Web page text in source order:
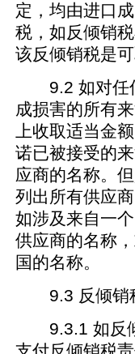
定，均由进口
税，如反倾销
该反倾销税是
9.2 如对任何
成损害的所有
上收取适当金
诺已被接受的
应商的名称。
列出所有供应
如涉及来自一
供应商的名称
国的名称。
9.3 反倾销税
9.3.1 如反倾